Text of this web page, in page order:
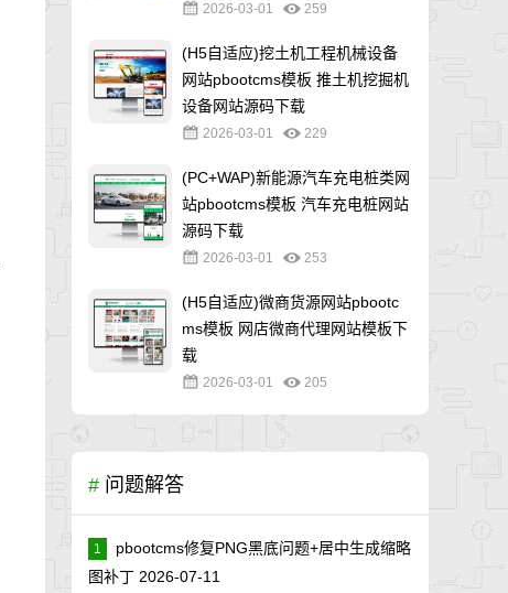
2026-03-01 259
(H5自适应)挖土机工程机械设备
网站pbootcms模板 推土机挖掘机
设备网站源码下载
2026-03-01 229
(PC+WAP)新能源汽车充电桩类网
站pbootcms模板 汽车充电桩网站
源码下载
2026-03-01 253
(H5自适应)微商货源网站pbootc
ms模板 网店微商代理网站模板下
载
2026-03-01 205
# 问题解答
1
pbootcms修复PNG黑底问题+居中生成缩略
图补丁 2026-07-11